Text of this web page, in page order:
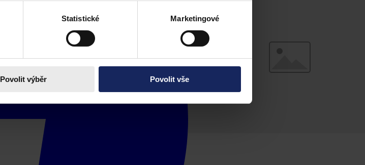
Statistické Marketingové
Povolit výběr Povolit vše